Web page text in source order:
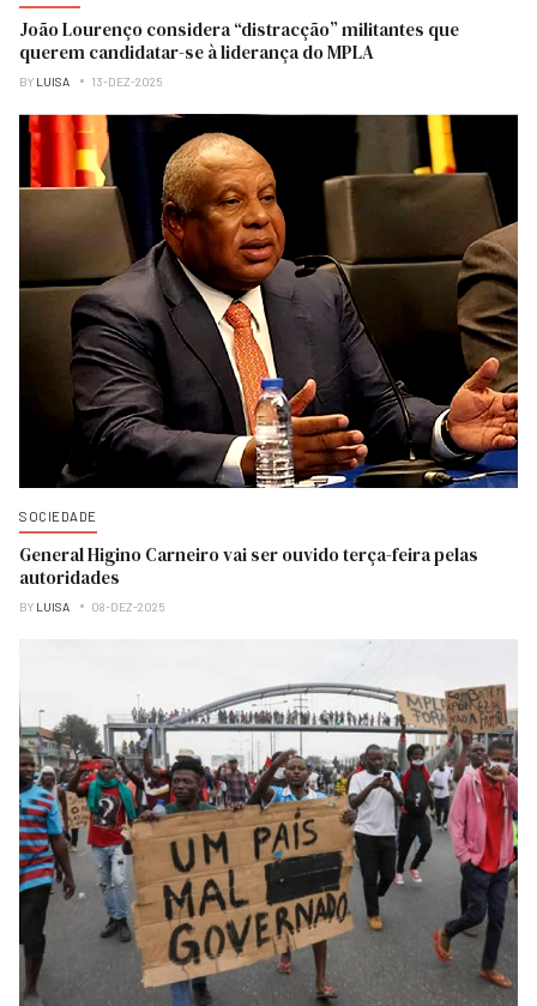
João Lourenço considera “distracção” militantes que
querem candidatar-se à liderança do MPLA
BY LUISA 13-DEZ-2025
SOCIEDADE
General Higino Carneiro vai ser ouvido terça-feira pelas
autoridades
BY LUISA 08-DEZ-2025